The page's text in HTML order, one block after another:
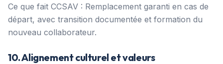
Ce que fait CCSAV : Remplacement garanti en cas de
départ, avec transition documentée et formation du
nouveau collaborateur.
10. Alignement culturel et valeurs